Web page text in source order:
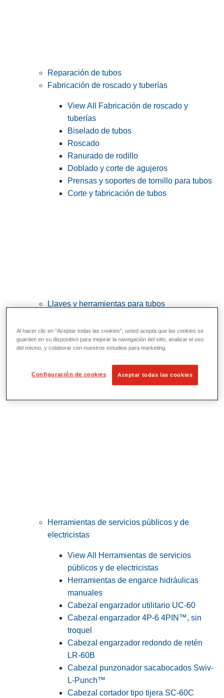
Reparación de tubos
Fabricación de roscado y tuberías
View All Fabricación de roscado y
tuberías
Biselado de tubos
Roscado
Ranurado de rodillo
Doblado y corte de agujeros
Prensas y soportes de tornillo para tubos
Corte y fabricación de tubos
Llaves y herramientas para tubos
Llaves
Curvado y conformado
Corte y preparación de tubos
Herramientas de servicios públicos y de
electricistas
View All Herramientas de servicios
públicos y de electricistas
Herramientas de engarce hidráulicas
manuales
Cabezal engarzador utilitario UC-60
Cabezal engarzador 4P-6 4PIN™, sin
troquel
Cabezal engarzador redondo de retén
LR-60B
Cabezal punzonador sacabocados Swiv-
L-Punch™
Cabezal cortador tipo tijera SC-60C
Al hacer clic en “Aceptar todas las cookies”, usted acepta que las cookies se
guarden en su dispositivo para mejorar la navegación del sitio, analizar el uso
del mismo, y colaborar con nuestros estudios para marketing.
Configuración de cookies Aceptar todas las cookies